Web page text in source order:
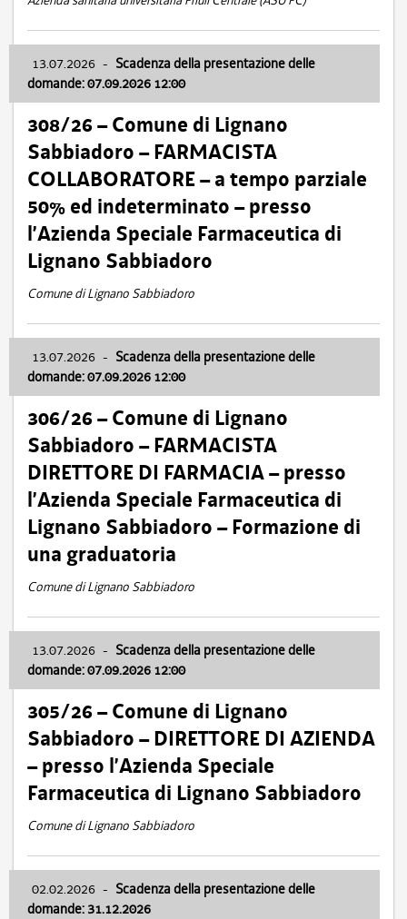
13.07.2026 - Scadenza della presentazione delle
domande: 07.09.2026 12:00
308/26 – Comune di Lignano
Sabbiadoro – FARMACISTA
COLLABORATORE – a tempo parziale
50% ed indeterminato – presso
l’Azienda Speciale Farmaceutica di
Lignano Sabbiadoro
Comune di Lignano Sabbiadoro
13.07.2026 - Scadenza della presentazione delle
domande: 07.09.2026 12:00
306/26 – Comune di Lignano
Sabbiadoro – FARMACISTA
DIRETTORE DI FARMACIA – presso
l’Azienda Speciale Farmaceutica di
Lignano Sabbiadoro – Formazione di
una graduatoria
Comune di Lignano Sabbiadoro
13.07.2026 - Scadenza della presentazione delle
domande: 07.09.2026 12:00
305/26 – Comune di Lignano
Sabbiadoro – DIRETTORE DI AZIENDA
– presso l’Azienda Speciale
Farmaceutica di Lignano Sabbiadoro
Comune di Lignano Sabbiadoro
02.02.2026 - Scadenza della presentazione delle
domande: 31.12.2026